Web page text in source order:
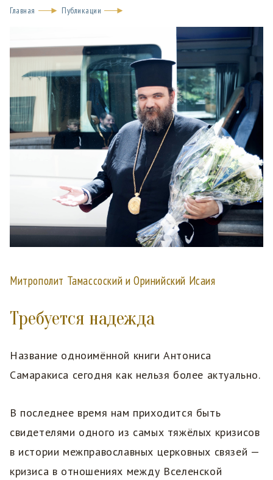
Главная Публикации
Митрополит Тамассоский и Оринийский Исаия
Требуется надежда
Название одноимённой книги Антониса
Самаракиса сегодня как нельзя более актуально.
В последнее время нам приходится быть
свидетелями одного из самых тяжёлых кризисов
в истории межправославных церковных связей —
кризиса в отношениях между Вселенской